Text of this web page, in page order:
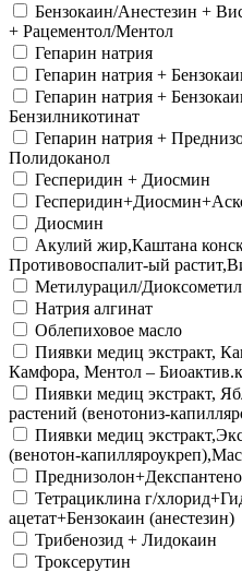
Бензокаин/Анестезин +
+ Рацементол/Ментол
Гепарин натрия
Гепарин натрия +
Гепарин натрия +
Бензилникотинат
Гепарин натрия +
Полидоканол
Гесперидин + Диосмин
Диосмин
Акулий жир,Каштана
Противовоспалит-ый
Метилурацил/
Натрия алгинат
Облепиховое масло
Пиявки медиц экстракт,
Камфора, Ментол –
Пиявки медиц экстракт,
растений (венотониз-
Пиявки медиц
(венотон-
Тетрациклина г/
ацетат+Бензокаин (анестезин)
Трибенозид + Лидокаин
Троксерутин